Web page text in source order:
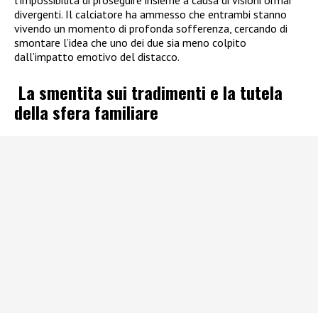
divergenti. Il calciatore ha ammesso che entrambi stanno
vivendo un momento di profonda sofferenza, cercando di
smontare l’idea che uno dei due sia meno colpito
dall’impatto emotivo del distacco.
La smentita sui tradimenti e la tutela
della sfera familiare